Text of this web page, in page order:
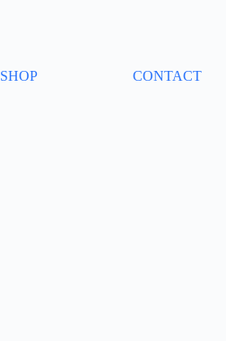
SHOP CONTACT